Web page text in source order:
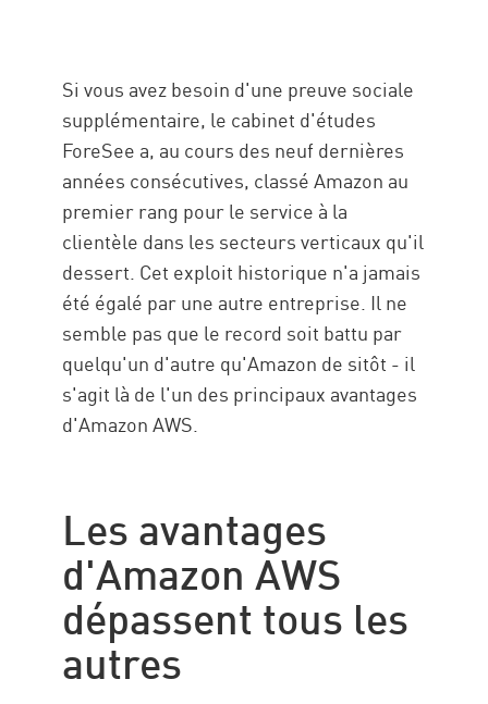
Si vous avez besoin d'une preuve sociale
supplémentaire, le cabinet d'études
ForeSee a, au cours des neuf dernières
années consécutives, classé Amazon au
premier rang pour le service à la
clientèle dans les secteurs verticaux qu'il
dessert. Cet exploit historique n'a jamais
été égalé par une autre entreprise. Il ne
semble pas que le record soit battu par
quelqu'un d'autre qu'Amazon de sitôt - il
s'agit là de l'un des principaux avantages
d'Amazon AWS.
Les avantages
d'Amazon AWS
dépassent tous les
autres